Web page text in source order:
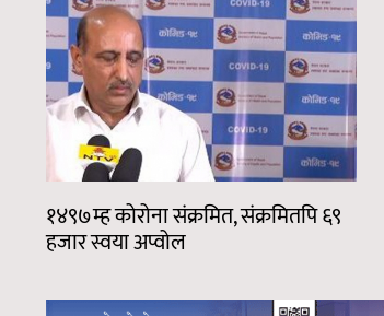
१४९७म्ह कोरोना संक्रमित, संक्रमितपि ६९
हजार स्वया अप्वोल